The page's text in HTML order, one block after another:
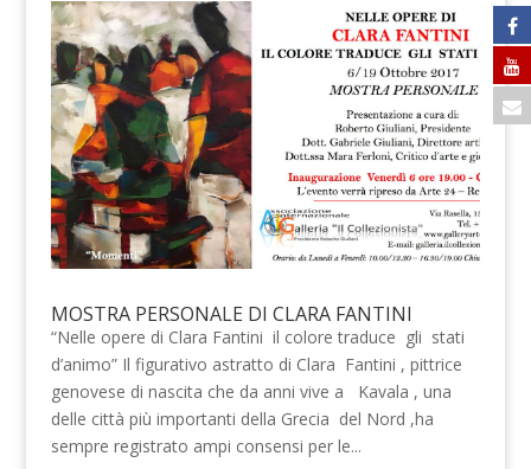
MOSTRA PERSONALE DI CLARA FANTINI
“Nelle opere di Clara Fantini il colore traduce gli stati
d’animo” Il figurativo astratto di Clara Fantini , pittrice
genovese di nascita che da anni vive a Kavala , una
delle città più importanti della Grecia del Nord ,ha
sempre registrato ampi consensi per le...